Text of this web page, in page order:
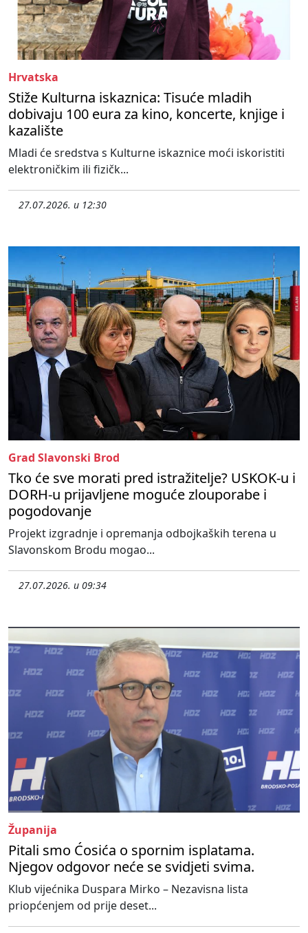
Hrvatska
Stiže Kulturna iskaznica: Tisuće mladih
dobivaju 100 eura za kino, koncerte, knjige i
kazalište
Mladi će sredstva s Kulturne iskaznice moći iskoristiti
elektroničkim ili fizičk...
27.07.2026. u 12:30
Grad Slavonski Brod
Tko će sve morati pred istražitelje? USKOK-u i
DORH-u prijavljene moguće zlouporabe i
pogodovanje
Projekt izgradnje i opremanja odbojkaških terena u
Slavonskom Brodu mogao...
27.07.2026. u 09:34
Županija
Pitali smo Ćosića o spornim isplatama.
Njegov odgovor neće se svidjeti svima.
Klub vijećnika Duspara Mirko – Nezavisna lista
priopćenjem od prije deset...